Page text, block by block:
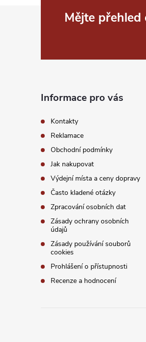
Mějte přehled
Informace pro vás
Kontakty
Reklamace
Obchodní podmínky
Jak nakupovat
Výdejní místa a ceny dopravy
Často kladené otázky
Zpracování osobních dat
Zásady ochrany osobních
údajů
Zásady používání souborů
cookies
Prohlášení o přístupnosti
Recenze a hodnocení